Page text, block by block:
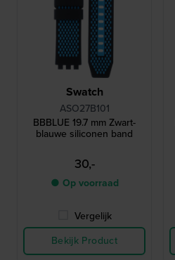
Swatch
ASO27B101
BBBLUE 19.7 mm Zwart-
blauwe siliconen band
30,-
● Op voorraad
Vergelijk
Bekijk Product